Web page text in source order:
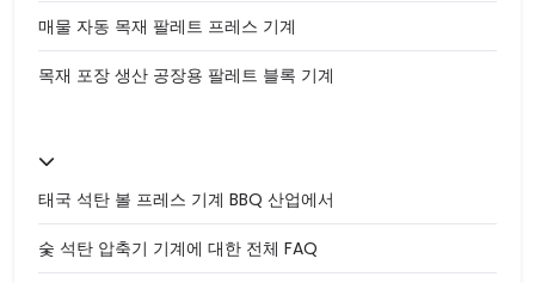
매물 자동 목재 팔레트 프레스 기계
목재 포장 생산 공장용 팔레트 블록 기계
태국 석탄 볼 프레스 기계 BBQ 산업에서
숯 석탄 압축기 기계에 대한 전체 FAQ